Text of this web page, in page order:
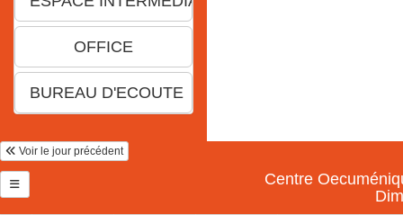
Voir le jour précédent
Centre